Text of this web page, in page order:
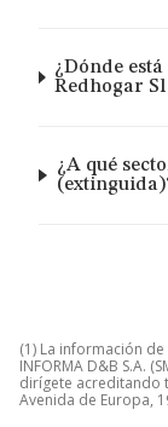
¿Dónde
Redhogar
¿A qué
(1) La información
INFORMA D&B S.A.
dirígete acreditando
Avenida de Europa,